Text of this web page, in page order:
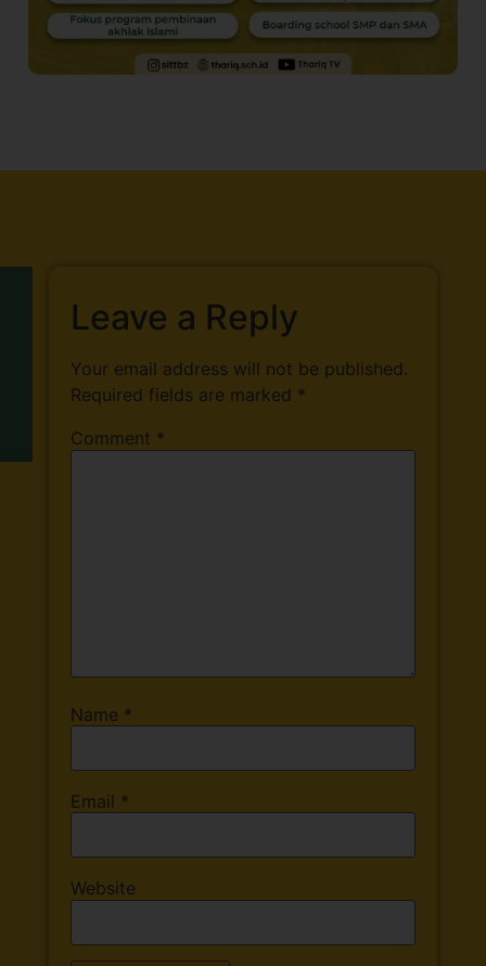
Leave a Reply
Your email address will not be published.
Required fields are marked *
Comment *
Name *
Email *
Website